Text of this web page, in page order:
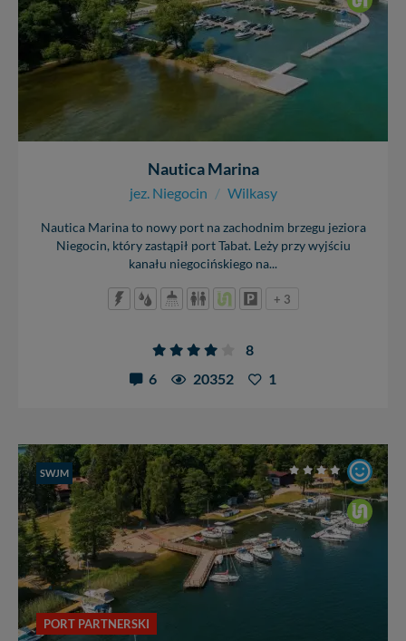
Nautica Marina
jez. Niegocin / Wilkasy
Nautica Marina to nowy port na zachodnim brzegu jeziora
Niegocin, który zastąpił port Tabat. Leży przy wyjściu
kanału niegocińskiego na...
+ 3
8
6
20352 1
SWJM
PORT PARTNERSKI